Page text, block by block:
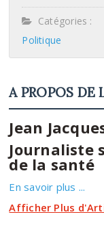
Catégories :
Politique
A PROPOS DE
Jean
Journaliste
de la santé
En savoir plus ...
Afficher Plus